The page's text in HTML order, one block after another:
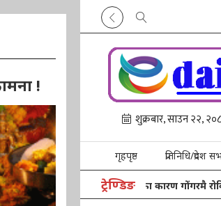
!
गृहपृष्ठ प्रतिनिधि/प्रदेश
ट्रेण्डिङ
खराब मौसमका कारण गोंगरमै रोकियो